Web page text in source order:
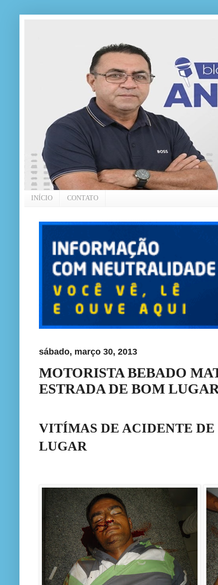
INÍCIO CONTATO
sábado, março 30, 2013
MOTORISTA BEBADO
ESTRADA DE BOM
VITÍMAS DE ACIDENTE
LUGAR